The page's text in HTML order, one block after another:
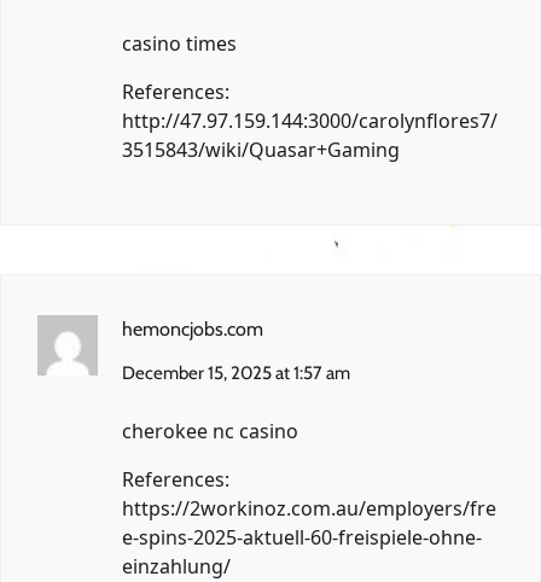
casino times
References:
http://47.97.159.144:3000/carolynflores7/
3515843/wiki/Quasar+Gaming
hemoncjobs.com
December 15, 2025 at 1:57 am
cherokee nc casino
References:
https://2workinoz.com.au/employers/fre
e-spins-2025-aktuell-60-freispiele-ohne-
einzahlung/